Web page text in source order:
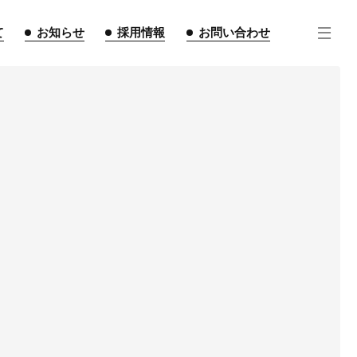
お知らせ 採用情報 お問い合わせ